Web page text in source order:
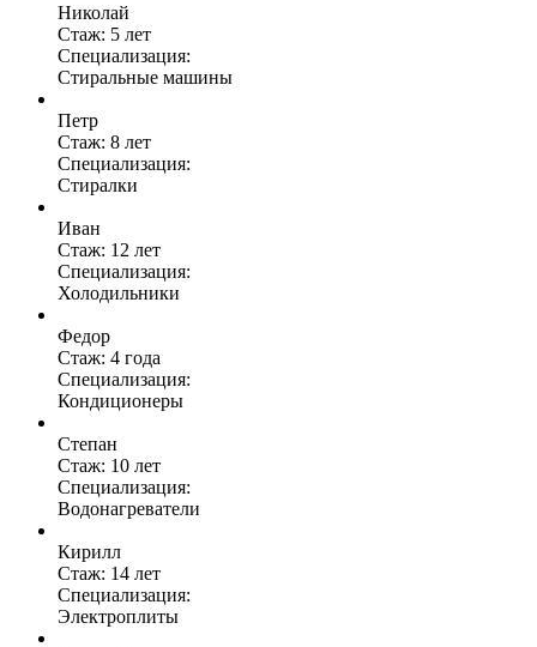
Николай
Стаж: 5 лет
Специализация:
Стиральные машины
Петр
Стаж: 8 лет
Специализация:
Стиралки
Иван
Стаж: 12 лет
Специализация:
Холодильники
Федор
Стаж: 4 года
Специализация:
Кондиционеры
Степан
Стаж: 10 лет
Специализация:
Водонагреватели
Кирилл
Стаж: 14 лет
Специализация:
Электроплиты